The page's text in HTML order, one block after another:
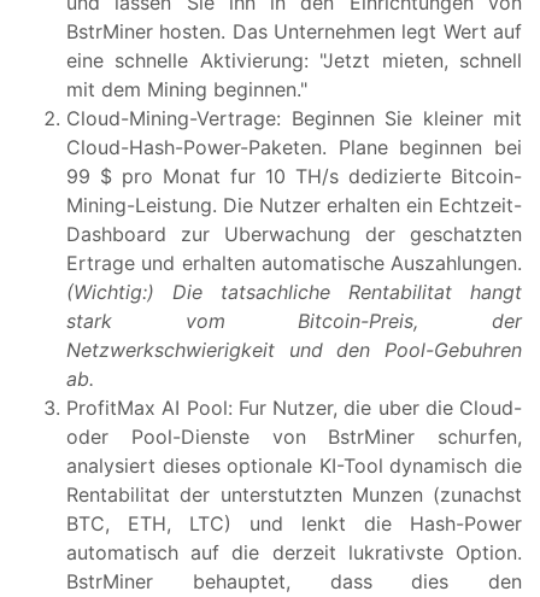
BstrMiner hosten. Das Unternehmen legt Wert auf
eine schnelle Aktivierung: "Jetzt mieten, schnell
mit dem Mining beginnen."
Cloud-Mining-Vertrage: Beginnen Sie kleiner mit
Cloud-Hash-Power-Paketen. Plane beginnen bei
99 $ pro Monat fur 10 TH/s dedizierte Bitcoin-
Mining-Leistung. Die Nutzer erhalten ein Echtzeit-
Dashboard zur Uberwachung der geschatzten
Ertrage und erhalten automatische Auszahlungen.
(Wichtig:)
Die tatsachliche Rentabilitat hangt
stark vom Bitcoin-Preis, der
Netzwerkschwierigkeit und den Pool-Gebuhren
ab.
ProfitMax AI Pool: Fur Nutzer, die uber die Cloud-
oder Pool-Dienste von BstrMiner schurfen,
analysiert dieses optionale KI-Tool dynamisch die
Rentabilitat der unterstutzten Munzen (zunachst
BTC, ETH, LTC) und lenkt die Hash-Power
automatisch auf die derzeit lukrativste Option.
BstrMiner behauptet, dass dies den